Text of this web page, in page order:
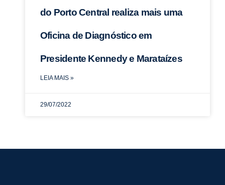
do Porto Central realiza mais uma
Oficina de Diagnóstico em
Presidente Kennedy e Marataízes
LEIA MAIS »
29/07/2022